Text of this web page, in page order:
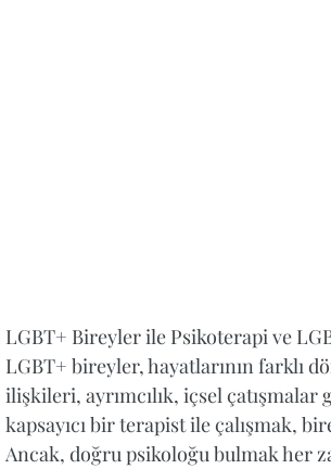
LGBT+ Bireyler ile Psikoterapi ve
LGBT+ bireyler, hayatlarının farklı
ilişkileri, ayrımcılık, içsel
kapsayıcı bir terapist ile çalışmak,
Ancak, doğru psikoloğu bulmak her